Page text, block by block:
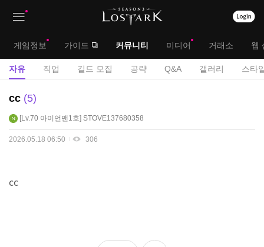
대
메
게임정보 가이드 커뮤니티 미디어 거래소 웹
서
자유 직업 길드 모집 공략 Q&A 갤러리 스타
자
게
cc 5
Lv.70 아이언맨1호 STOVE137680358
2026.05.18 06:50 306
cc